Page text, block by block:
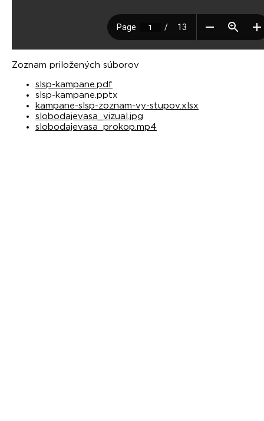
Zoznam priložených súborov
slsp-kampane.pdf
slsp-kampane.pptx
kampane-slsp-zoznam-vy-stupov.xlsx
slobodajevasa_vizual.jpg
slobodajevasa_prokop.mp4